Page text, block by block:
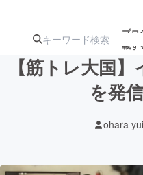
プロ
載す
ジェクト
【筋トレ大国
を発
ohara